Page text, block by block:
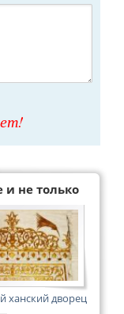
и не только
ханский дворец